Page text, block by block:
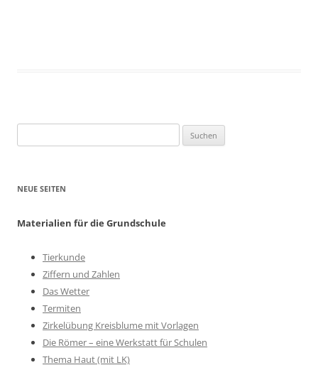
nach:
NEUE SEITEN
Materialien für die Grundschule
Tierkunde
Ziffern und Zahlen
Das Wetter
Termiten
Zirkelübung Kreisblume mit Vorlagen
Die Römer – eine Werkstatt für Schulen
Thema Haut (mit LK)